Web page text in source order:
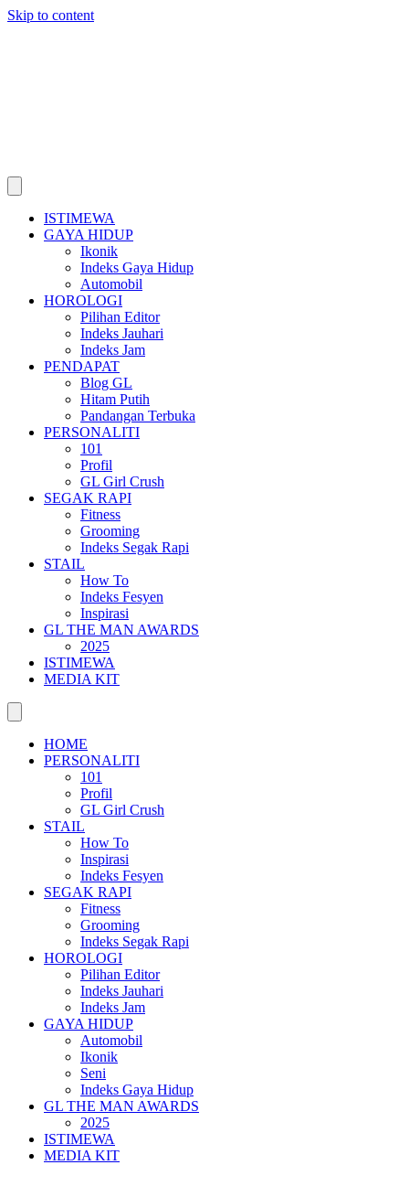
Skip to content
ISTIMEWA
GAYA HIDUP
Ikonik
Indeks Gaya Hidup
Automobil
HOROLOGI
Pilihan Editor
Indeks Jauhari
Indeks Jam
PENDAPAT
Blog GL
Hitam Putih
Pandangan Terbuka
PERSONALITI
101
Profil
GL Girl Crush
SEGAK RAPI
Fitness
Grooming
Indeks Segak Rapi
STAIL
How To
Indeks Fesyen
Inspirasi
GL THE MAN AWARDS
2025
ISTIMEWA
MEDIA KIT
HOME
PERSONALITI
101
Profil
GL Girl Crush
STAIL
How To
Inspirasi
Indeks Fesyen
SEGAK RAPI
Fitness
Grooming
Indeks Segak Rapi
HOROLOGI
Pilihan Editor
Indeks Jauhari
Indeks Jam
GAYA HIDUP
Automobil
Ikonik
Seni
Indeks Gaya Hidup
GL THE MAN AWARDS
2025
ISTIMEWA
MEDIA KIT